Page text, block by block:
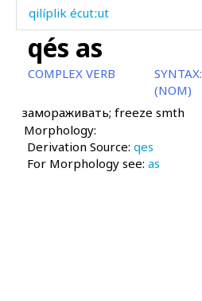
qilíplik écutːut
qinžíʁ
qip
qir
qirí
qés as
COMPLEX VERB SYNTAX:
(NOM)
замораживать; freeze smth
Morphology:
Derivation Source: qes
For Morphology see: as